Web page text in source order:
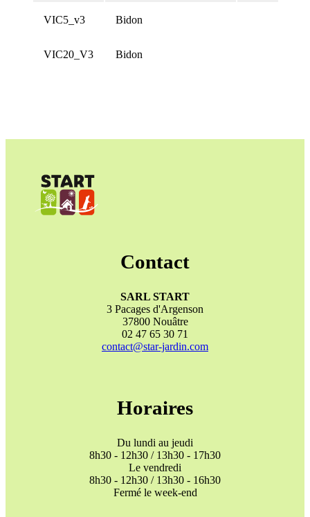
VIC5_v3 Bidon
VIC20_V3 Bidon
Contact
SARL START
3 Pacages d'Argenson
37800 Nouâtre
02 47 65 30 71
contact@star-jardin.com
Horaires
Du lundi au jeudi
8h30 - 12h30 / 13h30 - 17h30
Le vendredi
8h30 - 12h30 / 13h30 - 16h30
Fermé le week-end